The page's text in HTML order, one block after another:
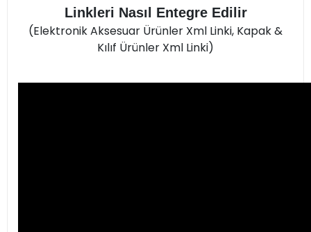
Linkleri Nasıl Entegre Edilir
(Elektronik Aksesuar Ürünler Xml Linki, Kapak &
Kılıf Ürünler Xml Linki)